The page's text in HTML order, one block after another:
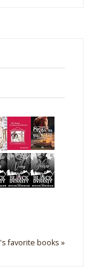
favorite books »